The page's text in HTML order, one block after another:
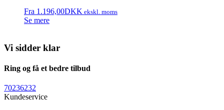
Fra 1.196,00DKK ekskl. moms
Se mere
Vi sidder klar
Ring og få et bedre tilbud
70236232
Kundeservice